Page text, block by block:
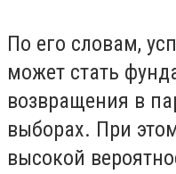
По его словам,
может стать
возвращения в
выборах. При
высокой